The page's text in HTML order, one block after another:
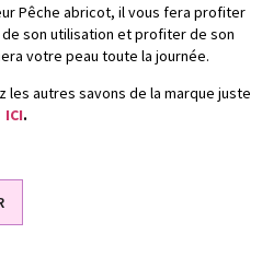
Pêche abricot, il vous fera profiter
son utilisation et profiter de son
votre peau toute la journée.
autres savons de la marque juste
ICI.